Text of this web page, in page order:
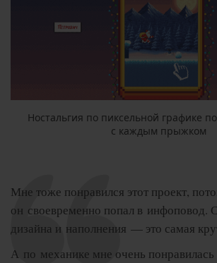
Ностальгия по пиксельной графике
с каждым прыжком
Мне тоже понравился этот проект,
он своевременно попал в инфоповод.
дизайна и наполнения — это самая
А по механике мне очень понравилась